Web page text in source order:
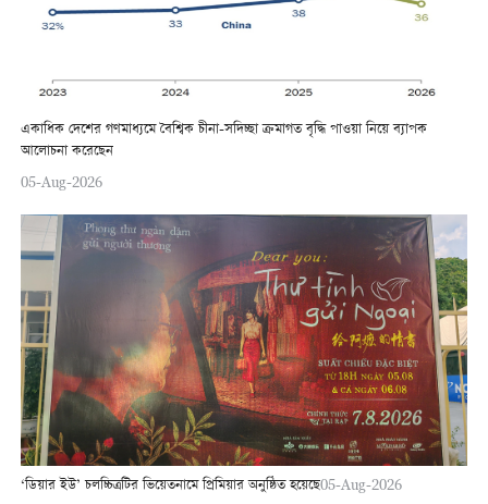
একাধিক দেশের গণমাধ্যমে বৈশ্বিক চীনা-সদিচ্ছা ক্রমাগত বৃদ্ধি পাওয়া নিয়ে ব্যাপক
আলোচনা করেছেন
05-Aug-2026
‘ডিয়ার ইউ’ চলচ্চিত্রটির ভিয়েতনামে প্রিমিয়ার অনুষ্ঠিত হয়েছে05-Aug-2026